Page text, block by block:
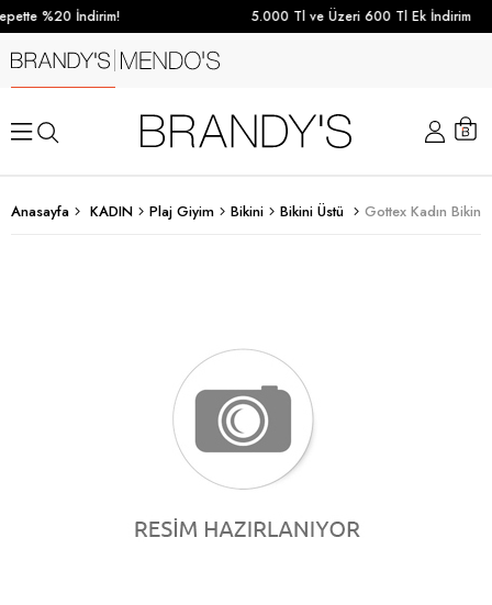
%20 İndirim! 5.000 Tl ve Üzeri 600 Tl Ek İndirim
Anasayfa KADIN Plaj Giyim Bikini Bikini Üstü Gottex Kadın Bikini